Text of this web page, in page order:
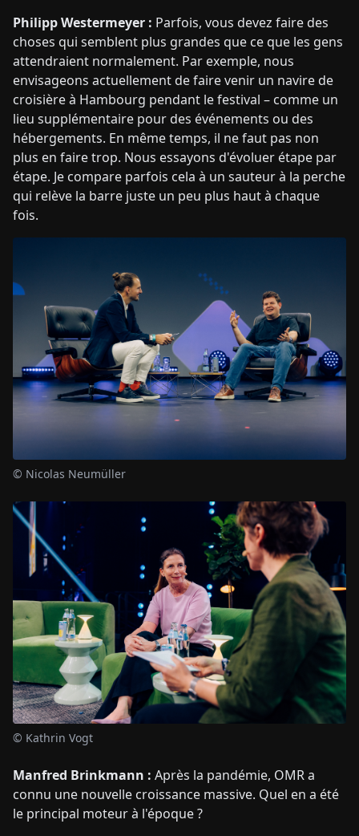
Philipp Westermeyer : Parfois, vous devez faire des
choses qui semblent plus grandes que ce que les gens
attendraient normalement. Par exemple, nous
envisageons actuellement de faire venir un navire de
croisière à Hambourg pendant le festival – comme un
lieu supplémentaire pour des événements ou des
hébergements. En même temps, il ne faut pas non
plus en faire trop. Nous essayons d'évoluer étape par
étape. Je compare parfois cela à un sauteur à la perche
qui relève la barre juste un peu plus haut à chaque
fois.
© Nicolas Neumüller
© Kathrin Vogt
Manfred Brinkmann : Après la pandémie, OMR a
connu une nouvelle croissance massive. Quel en a été
le principal moteur à l'époque ?